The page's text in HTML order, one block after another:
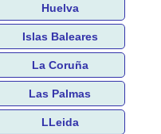
Huelva
Islas Baleares
La Coruña
Las Palmas
LLeida